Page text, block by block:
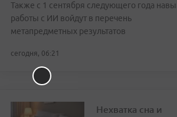
Также с 1 сентября следующего года
работы с ИИ войдут в перечень
метапредметных результатов
сегодня, 06:21
Нехватка сна и